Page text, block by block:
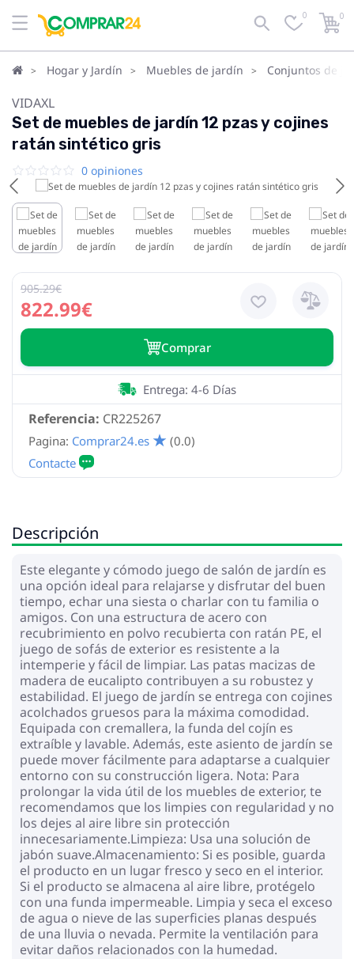
0 0
Hogar y Jardín Muebles de jardín Conjuntos de
VIDAXL
Set de muebles de jardín 12 pzas y cojines
ratán sintético gris
0 opiniones
822.99€
905.29€
Сomprar
Referencia: CR225267
Entrega: 4-6 Días
Pagina: Comprar24.es (0.0)
Descripción
Este elegante y cómodo juego de salón de jardín es
una opción ideal para relajarse y disfrutar del buen
tiempo, echar una siesta o charlar con tu familia o
amigos. Con una estructura de acero con
recubrimiento en polvo recubierta con ratán PE, el
juego de sofás de exterior es resistente a la
intemperie y fácil de limpiar. Las patas macizas de
madera de eucalipto contribuyen a su robustez y
estabilidad. El juego de jardín se entrega con cojines
acolchados gruesos para la máxima comodidad.
Equipada con cremallera, la funda del cojín es
extraíble y lavable. Además, este asiento de jardín se
puede mover fácilmente para adaptarse a cualquier
entorno con su construcción ligera. Nota: Para
prolongar la vida útil de los muebles de exterior, te
recomendamos que los limpies con regularidad y no
los dejes al aire libre sin protección
innecesariamente.Limpieza: Usa una solución de
jabón suave.Almacenamiento: Si es posible, guarda
el producto en un lugar fresco y seco en el interior.
Si el producto se almacena al aire libre, protégelo
con una funda impermeable. Limpia y seca el exceso
de agua o nieve de las superficies planas después
de una lluvia o nevada. Permite la ventilación para
evitar daños relacionados con la humedad.